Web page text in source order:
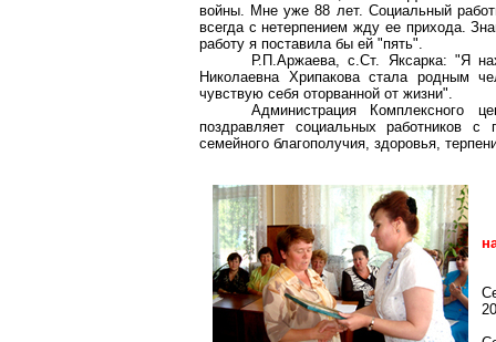
войны. Мне уже 88 лет. Социальный
всегда с нетерпением жду ее прихода.
работу я поставила бы ей "пять".
Р.П.Аржаева, с.Ст. Яксарка: "Я
Николаевна Хрипаковастала родным
чувствую себя оторванной от жизни".
Администрация Комплексного
поздравляет социальных работников с
семейного благополучия, здоровья,